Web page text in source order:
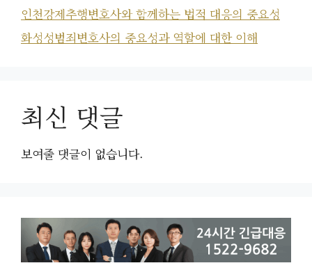
인천강제추행변호사와 함께하는 법적 대응의 중요성
화성성범죄변호사의 중요성과 역할에 대한 이해
최신 댓글
보여줄 댓글이 없습니다.